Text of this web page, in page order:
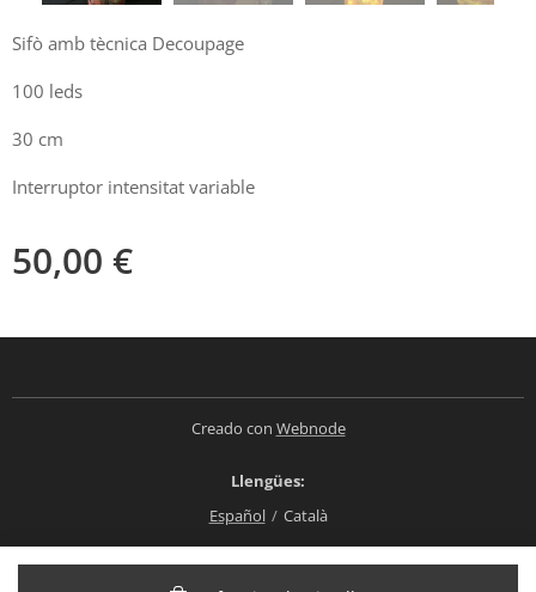
Sifò amb tècnica Decoupage
100 leds
30 cm
Interruptor intensitat variable
50,00 €
Creado con Webnode
Llengües
Español
Català